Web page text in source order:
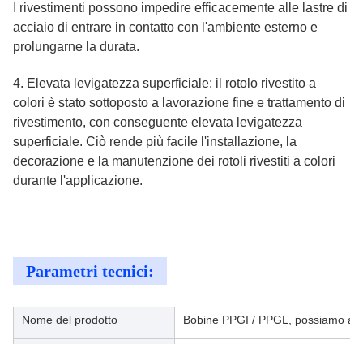
I rivestimenti possono impedire efficacemente alle lastre di
acciaio di entrare in contatto con l'ambiente esterno e
prolungarne la durata.
4. Elevata levigatezza superficiale: il rotolo rivestito a
colori è stato sottoposto a lavorazione fine e trattamento di
rivestimento, con conseguente elevata levigatezza
superficiale. Ciò rende più facile l'installazione, la
decorazione e la manutenzione dei rotoli rivestiti a colori
durante l'applicazione.
Parametri tecnici:
Nome del prodotto Bobine PPGI / PPGL, possiamo